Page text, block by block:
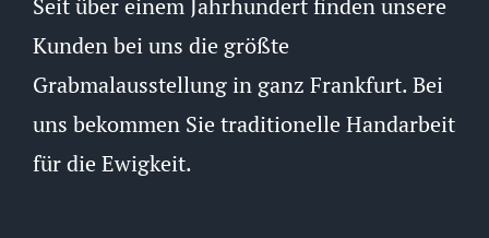
Seit über einem Jahrhundert finden unsere
Kunden bei uns die größte
Grabmalausstellung in ganz Frankfurt. Bei
uns bekommen Sie traditionelle Handarbeit
für die Ewigkeit.